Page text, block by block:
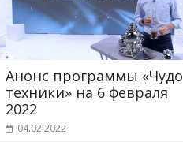
Анонс программы «Чудо
техники» на 6 февраля
2022
04.02.2022